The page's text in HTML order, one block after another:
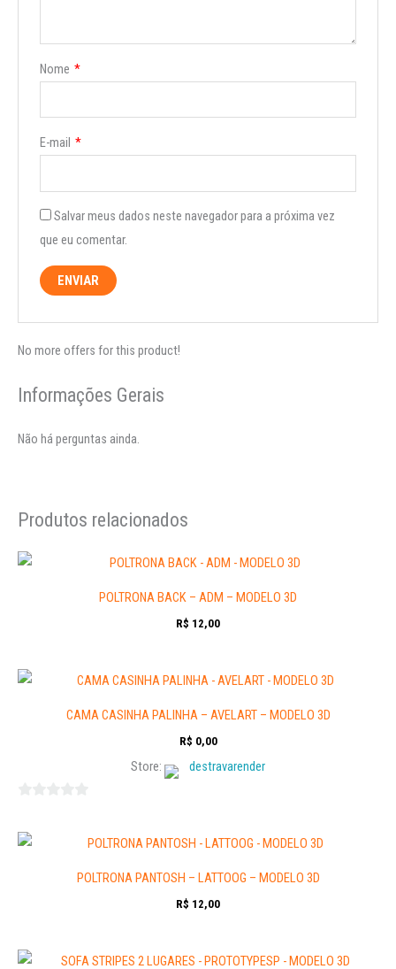
Nome *
E-mail *
Salvar meus dados neste navegador para a próxima vez
que eu comentar.
No more offers for this product!
Informações Gerais
Não há perguntas ainda.
Produtos relacionados
POLTRONA BACK – ADM – MODELO 3D
R$ 12,00
CAMA CASINHA PALINHA – AVELART – MODELO 3D
R$ 0,00
Store: destravarender
of
POLTRONA PANTOSH – LATTOOG – MODELO 3D
R$ 12,00